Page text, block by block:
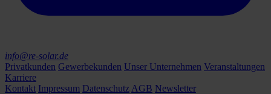
info@re-solar.de
Privatkunden Gewerbekunden Unser Unternehmen Veranstaltungen
Karriere
Kontakt Impressum Datenschutz AGB Newsletter